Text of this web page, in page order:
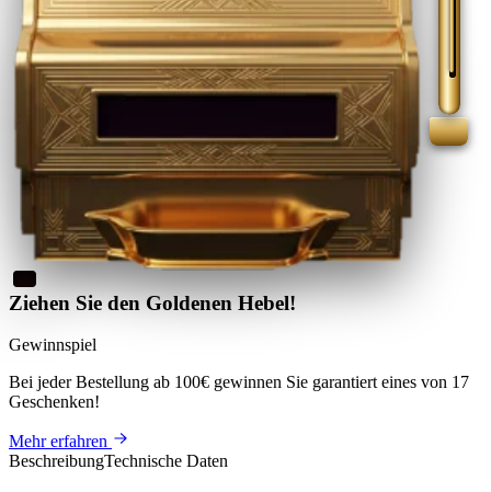
Ziehen Sie den Goldenen Hebel!
Gewinnspiel
Bei jeder Bestellung ab 100€ gewinnen Sie garantiert eines von 17
Geschenken!
Mehr erfahren
BeschreibungTechnische Daten